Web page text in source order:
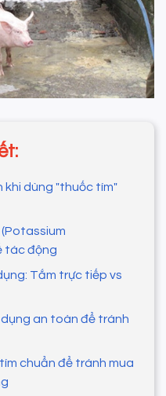
khi dùng "thuốc tím"
tác động
Tắm trực tiếp vs
dụng an toàn để tránh
chuẩn để tránh mua